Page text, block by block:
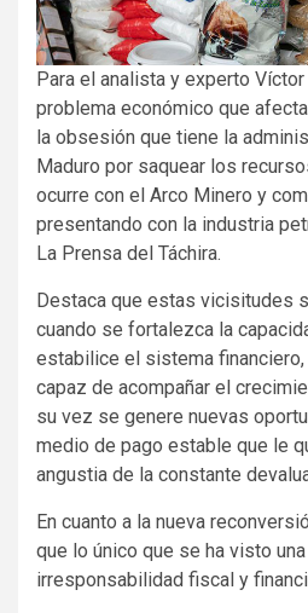
Para el analista y experto
problema económico que
la obsesión que tiene la
Maduro por saquear los
ocurre con el Arco Minero y
presentando con la industria
La Prensa del Táchira.
Destaca que estas vicisitudes
cuando se fortalezca la
estabilice el sistema financiero,
capaz de acompañar el
su vez se genere nuevas
medio de pago estable que le
angustia de la constante
En cuanto a la nueva
que lo único que se ha visto
irresponsabilidad fiscal y